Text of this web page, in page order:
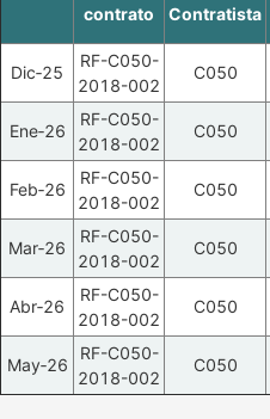
contrato
Contratista
Dic‑25
RF-C050-
2018-002
C050
Ene‑26
RF-C050-
2018-002
C050
Feb‑26
RF-C050-
2018-002
C050
Mar‑26
RF-C050-
2018-002
C050
Abr‑26
RF-C050-
2018-002
C050
May‑26
RF-C050-
2018-002
C050